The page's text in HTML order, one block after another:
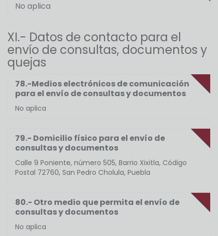
No aplica
XI.- Datos de contacto para el
envío de consultas, documentos y
quejas
78.-Medios electrónicos de comunicación
para el envío de consultas y documentos
No aplica
79.- Domicilio físico para el envío de
consultas y documentos
Calle 9 Poniente, número 505, Barrio Xixitla, Código
Postal 72760, San Pedro Cholula, Puebla
80.- Otro medio que permita el envío de
consultas y documentos
No aplica